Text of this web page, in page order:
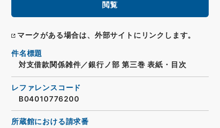
閲覧
マークがある場合は、外部サイトにリンクします。
件名標題
対支借款関係雑件／銀行ノ部 第三巻 表紙・目次
レファレンスコード
B04010776200
所蔵館における請求番